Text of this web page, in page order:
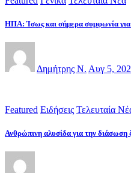
ΗΠΑ: Ίσως και σήμερα συμφωνία
Δημήτρης Ν. Αυγ 5,
Featured Ειδήσεις Τελευταία
Ανθρώπινη αλυσίδα για την